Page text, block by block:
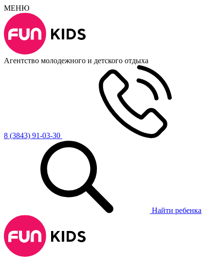
МЕНЮ
Агентство молодежного и детского отдыха
8 (3843) 91-03-30
Найти ребенка